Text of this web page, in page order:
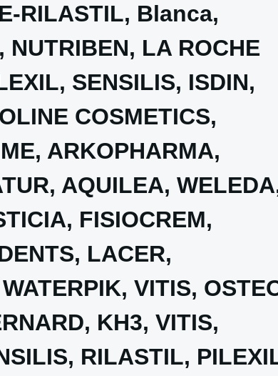
RILASTIL, Blanca,
NUTRIBEN, LA ROCHE
SENSILIS, ISDIN,
COSMETICS,
ARKOPHARMA,
AQUILEA,
FISIOCREM,
LACER,
VITIS,
KH3, VITIS,
RILASTIL,